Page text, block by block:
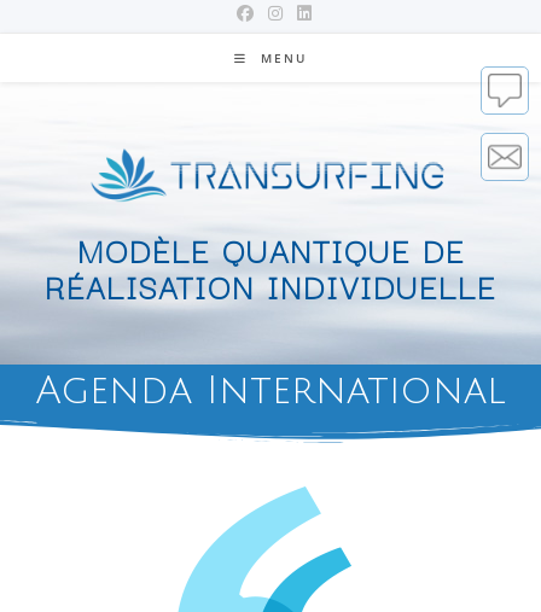
MENU
MODÈLE QUANTIQUE DE
RÉALISATION INDIVIDUELLE
Agenda International